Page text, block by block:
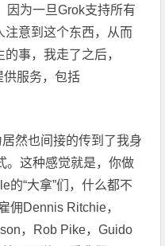
因为一旦Grok支持所有
注意到这个东西，从而
事，我走了之后，
供服务，包括
然也间接的传到了我身
。这种感觉就是，你做
的“大拿”们，什么都不
佣Dennis Ritchie，
，Rob Pike，Guido